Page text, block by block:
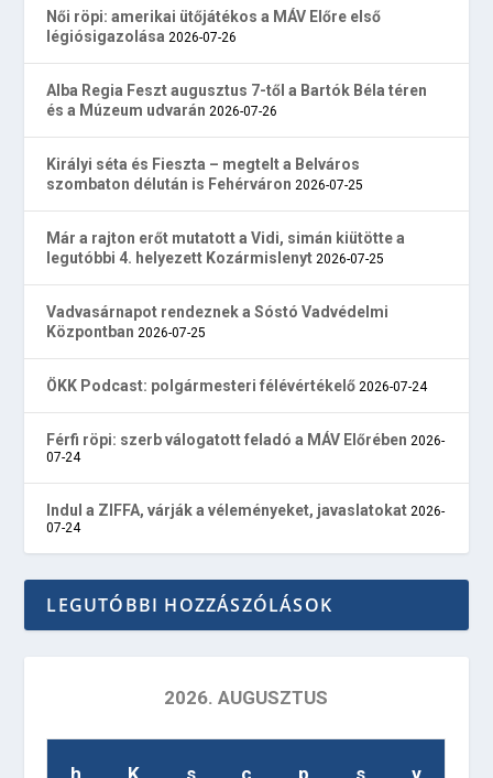
Női röpi: amerikai ütőjátékos a MÁV Előre első
légiósigazolása 2026-07-26
Alba Regia Feszt augusztus 7-től a Bartók Béla téren
és a Múzeum udvarán 2026-07-26
Királyi séta és Fieszta – megtelt a Belváros
szombaton délután is Fehérváron 2026-07-25
Már a rajton erőt mutatott a Vidi, simán kiütötte a
legutóbbi 4. helyezett Kozármislenyt 2026-07-25
Vadvasárnapot rendeznek a Sóstó Vadvédelmi
Központban 2026-07-25
ÖKK Podcast: polgármesteri félévértékelő 2026-07-24
Férfi röpi: szerb válogatott feladó a MÁV Előrében 2026-
07-24
Indul a ZIFFA, várják a véleményeket, javaslatokat 2026-
07-24
LEGUTÓBBI HOZZÁSZÓLÁSOK
2026. AUGUSZTUS
h K s c p s v